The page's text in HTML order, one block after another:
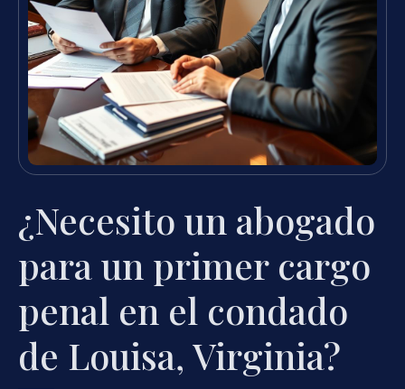
¿Necesito un abogado
para un primer cargo
penal en el condado
de Louisa, Virginia?